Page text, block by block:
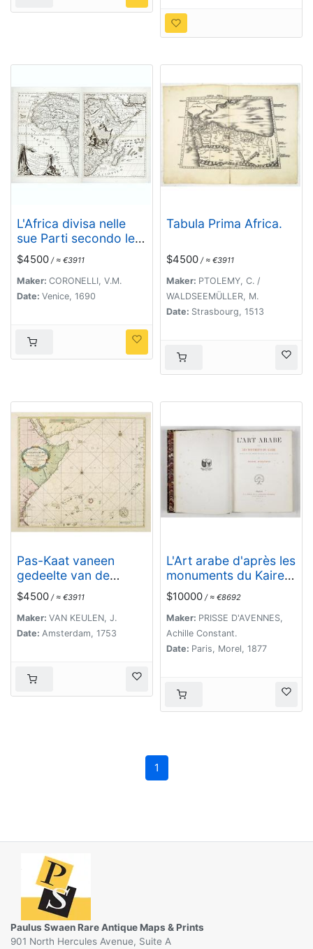
L'Africa divisa nelle
sue Parti secondo le
pui moderne . . .
$4500 / ≈ €3911
Maker: CORONELLI, V.M.
Date: Venice, 1690
Tabula Prima Africa.
$4500 / ≈ €3911
Maker: PTOLEMY, C. /
WALDSEEMÜLLER, M.
Date: Strasbourg, 1513
Pas-Kaat vaneen
gedeelte van de
Aethiopische Zee
behelsende de Kusten
Zanguebar, Ajan en
Abex, en een gedeelte
$4500 / ≈ €3911
Maker: VAN KEULEN, J.
Date: Amsterdam, 1753
L'Art arabe d'après les
monuments du Kaire
depuis le VIIe siècle
jusqu'à la fin du XVIIIe.
$10000 / ≈ €8692
Maker: PRISSE D'AVENNES,
Achille Constant.
Date: Paris, Morel, 1877
1
Paulus Swaen Rare Antique Maps & Prints
901 North Hercules Avenue, Suite A